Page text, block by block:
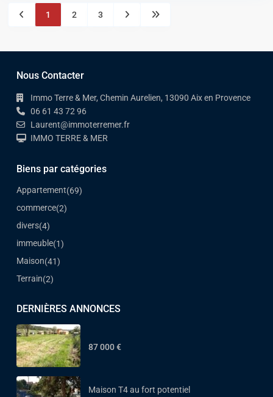
1 2 3
Nous Contacter
Immo Terre & Mer, Chemin Aurelien, 13090 Aix en Provence
06 61 43 72 96
Laurent@immoterremer.fr
IMMO TERRE & MER
Biens par catégories
Appartement(69)
commerce(2)
divers(4)
immeuble(1)
Maison(41)
Terrain(2)
DERNIÈRES ANNONCES
87 000 €
Maison T4 au fort potentiel